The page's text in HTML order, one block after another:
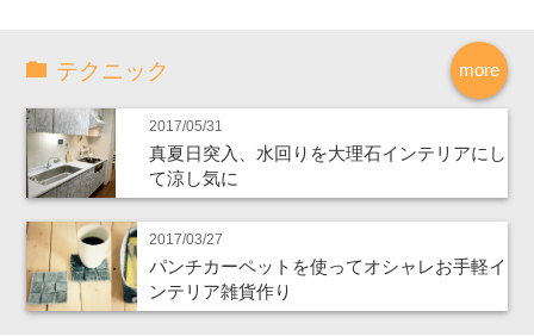
more
テクニック
2017/05/31
真夏日突入、水回りを大理石インテリアにし
て涼し気に
2017/03/27
パンチカーペットを使ってオシャレお手軽イ
ンテリア雑貨作り